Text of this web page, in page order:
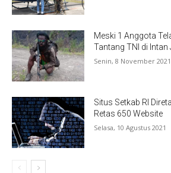
Meski 1 Anggota
Tantang TNI di Intan
Senin, 8 November 2021
Situs Setkab RI
Retas 650 Website
Selasa, 10 Agustus 2021